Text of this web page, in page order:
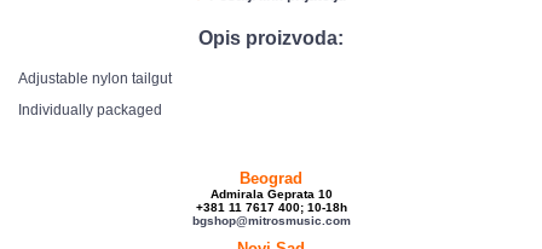
Opis proizvoda:
Adjustable nylon tailgut
Individually packaged
Beograd
Admirala Geprata 10
+381 11 7617 400; 10-18h
bgshop@mitrosmusic.com